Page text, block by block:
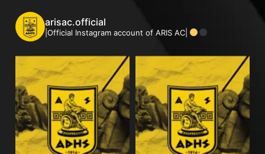
arisac.official
|Official Instagram account of ARIS AC|